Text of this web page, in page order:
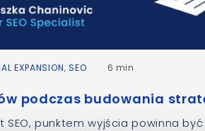
EXPANSION, SEO 6 min
podczas budowania
SEO, punktem wyjścia powinna